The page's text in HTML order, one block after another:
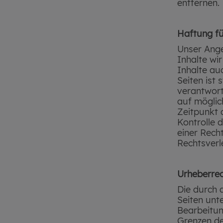
entfernen.
Haftung
Unser
Inhalte
Inhalte
Seiten ist
auf
Zeitpunkt
Kontrolle
einer
Die durch
Seiten
Grenzen